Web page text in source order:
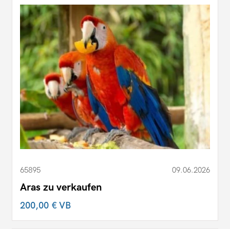
65895 09.06.2026
Aras zu verkaufen
200,00 €VB